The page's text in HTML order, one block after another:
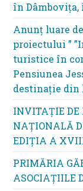
în Dâmbovița,
Anunț luare
proiectului ”
turistice în
Pensiunea
destinație din
INVITAȚIE DE
NAȚIONALĂ
EDIŢIA A
PRIMĂRIA
ASOCIAȚIILE